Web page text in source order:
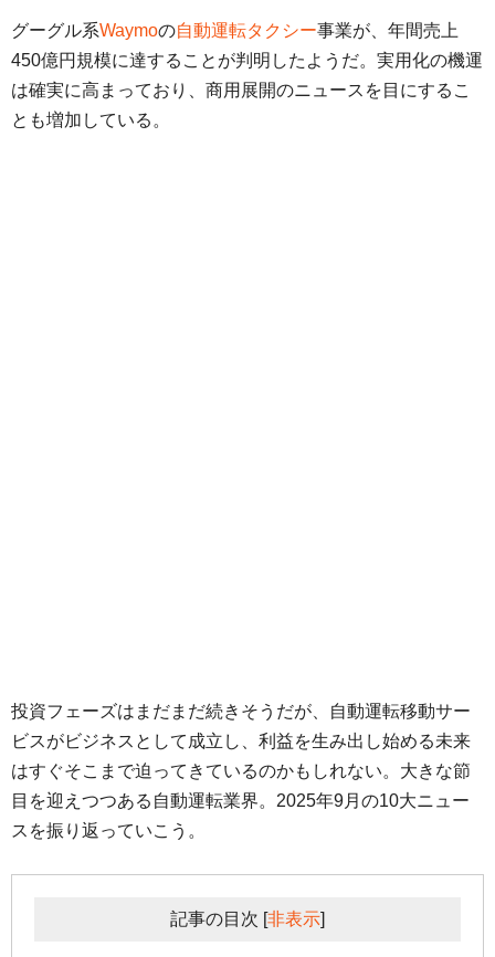
グーグル系Waymoの自動運転タクシー事業が、年間売上
450億円規模に達することが判明したようだ。実用化の機運
は確実に高まっており、商用展開のニュースを目にするこ
とも増加している。
投資フェーズはまだまだ続きそうだが、自動運転移動サー
ビスがビジネスとして成立し、利益を生み出し始める未来
はすぐそこまで迫ってきているのかもしれない。大きな節
目を迎えつつある自動運転業界。2025年9月の10大ニュー
スを振り返っていこう。
記事の目次 [非表示]